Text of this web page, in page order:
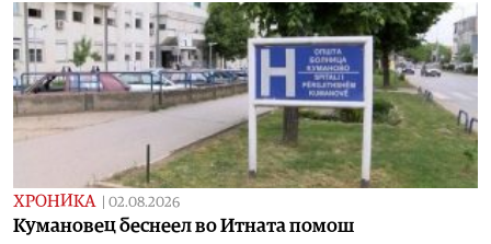
ХРОНИКА 02.08.2026
Кумановец беснеел во Итната помош